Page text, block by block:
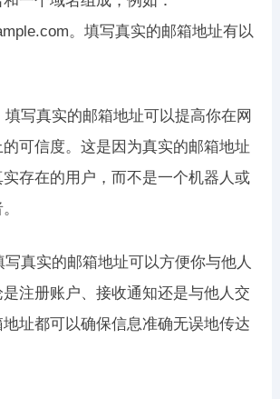
。填写真实的邮箱地址有以
写真实的邮箱地址可以提高你在网
可信度。这是因为真实的邮箱地址
存在的用户，而不是一个机器人或
真实的邮箱地址可以方便你与他人
注册账户、接收通知还是与他人交
址都可以确保信息准确无误地传达